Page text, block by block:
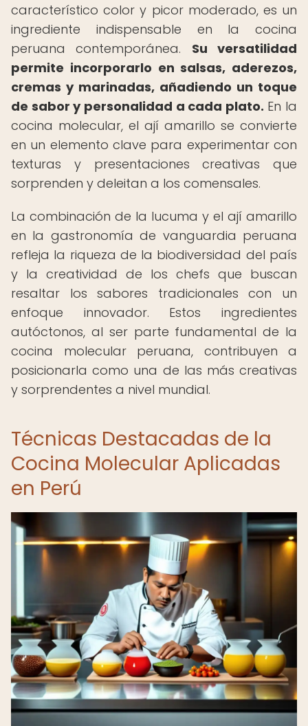
característico color y picor moderado, es un
ingrediente indispensable en la cocina
peruana contemporánea. Su versatilidad
permite incorporarlo en salsas, aderezos,
cremas y marinadas, añadiendo un toque
de sabor y personalidad a cada plato. En la
cocina molecular, el ají amarillo se convierte
en un elemento clave para experimentar con
texturas y presentaciones creativas que
sorprenden y deleitan a los comensales.
La combinación de la lucuma y el ají amarillo
en la gastronomía de vanguardia peruana
refleja la riqueza de la biodiversidad del país
y la creatividad de los chefs que buscan
resaltar los sabores tradicionales con un
enfoque innovador. Estos ingredientes
autóctonos, al ser parte fundamental de la
cocina molecular peruana, contribuyen a
posicionarla como una de las más creativas
y sorprendentes a nivel mundial.
Técnicas Destacadas de la
Cocina Molecular Aplicadas
en Perú